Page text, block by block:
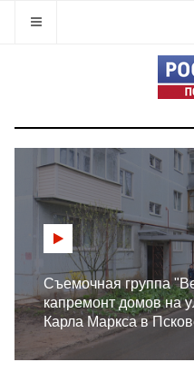
Съемочная группа
капремонт домов на
Карла Маркса в